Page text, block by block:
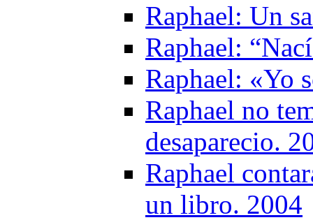
Raphael: Un
Raphael:
Raphael: «Yo
Raphael no
desaparecio.
Raphael
un libro. 2004